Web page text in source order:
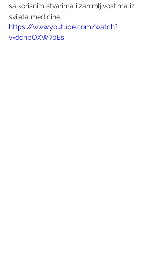
sa korisnim stvarima i zanimljivostima iz
svijeta medicine.
https://www.youtube.com/watch?
v=dcnbOXW70Es